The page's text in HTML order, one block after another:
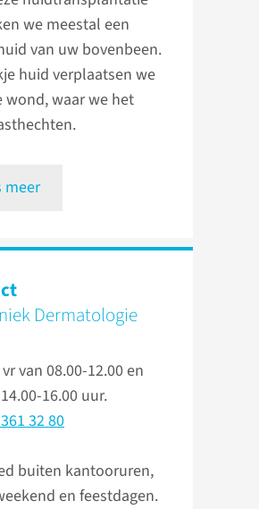
we meestal een
van uw bovenbeen.
huid verplaatsen we
wond, waar we het
meer
Dermatologie
van 08.00-12.00 en
16.00 uur.
32 80
buiten kantooruren,
en feestdagen.